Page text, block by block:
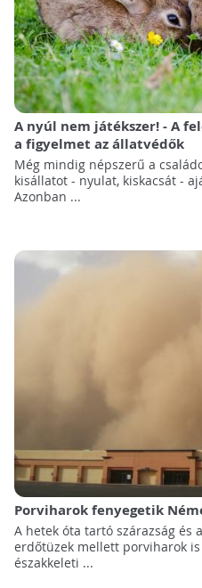
A nyúl nem játékszer! - A
a figyelmet az állatvédők
Még mindig népszerű a
kisállatot - nyulat, kiskacsát -
Azonban ...
Porviharok fenyegetik
A hetek óta tartó szárazság és
erdőtüzek mellett porviharok
északkeleti ...